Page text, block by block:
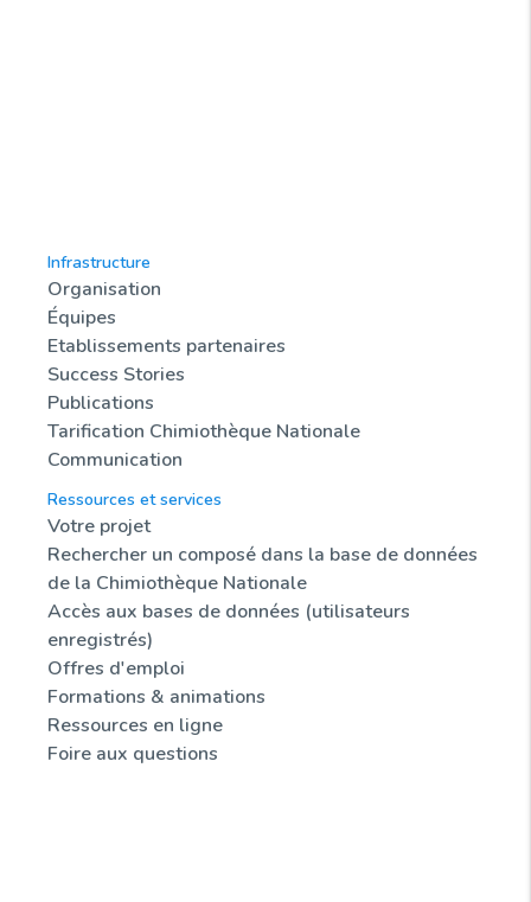
Infrastructure
Organisation
Équipes
Etablissements partenaires
Success Stories
Publications
Tarification Chimiothèque Nationale
Communication
Ressources et services
Votre projet
Rechercher un composé dans la base de données
de la Chimiothèque Nationale
Accès aux bases de données (utilisateurs
enregistrés)
Offres d'emploi
Formations & animations
Ressources en ligne
Foire aux questions